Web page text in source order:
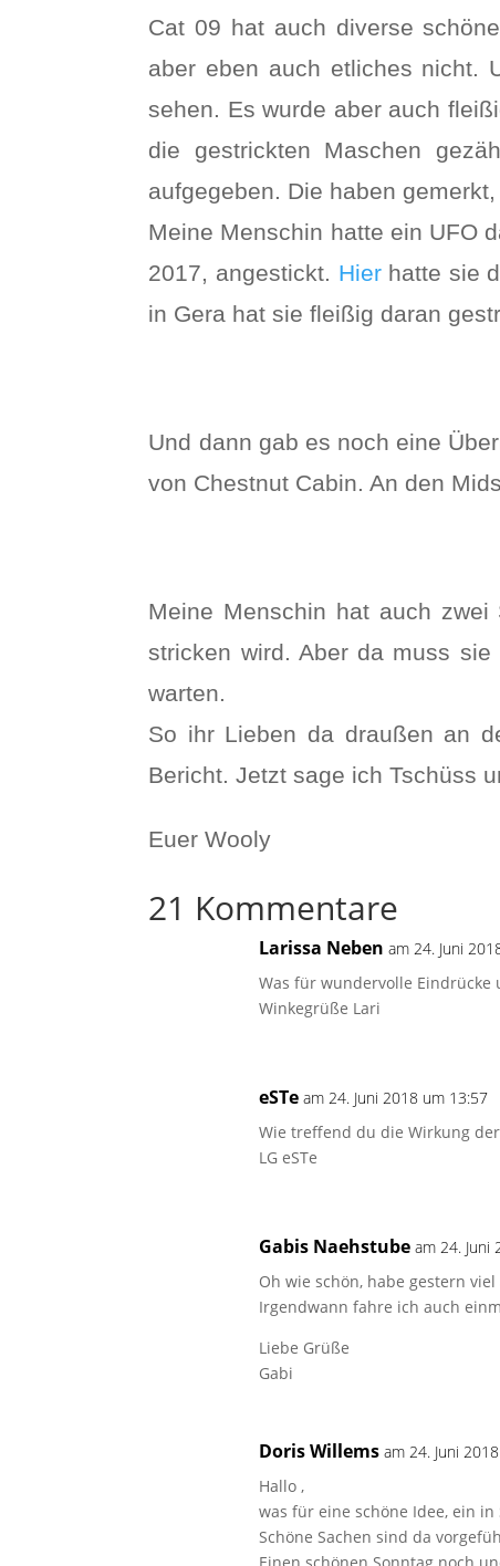
Cat 09 hat auch diverse
aber eben auch etliches nicht.
sehen. Es wurde aber auch
die gestrickten Maschen
aufgegeben. Die haben
Meine Menschin hatte ein UFO
2017, angestickt. Hierhatte sie
in Gera hat sie fleißig daran
Und dann gab es noch eine
von Chestnut Cabin. An den
Meine Menschin hat auch
stricken wird. Aber da muss
warten.
So ihr Lieben da draußen an
Bericht. Jetzt sage ich Tschüss
Euer Wooly
21 Kommentare
Larissa Neben am 24. Juni
Was für wundervolle Eindrücke
Winkegrüße Lari
eSTe am 24. Juni 2018 um 13:57
Wie treffend du die Wirkung
LG eSTe
Gabis Naehstube am 24. Juni
Oh wie schön, habe gestern
Irgendwann fahre ich auch
Liebe Grüße
Gabi
Doris Willems am 24. Juni
Hallo ,
was für eine schöne Idee, ein
Schöne Sachen sind da